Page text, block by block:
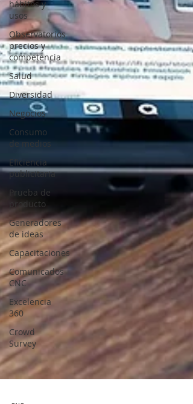
hábitos y
usos
Observatorios
precios y
competencia
Salud
Diversidad
Negocios
Consumo
de medios
Eficiencia
publicitaria
Prueba de
producto
Generadores
de ideas
Capacitaciones
Comunicados
CNC
Excelencia
360
Crowd
Survey